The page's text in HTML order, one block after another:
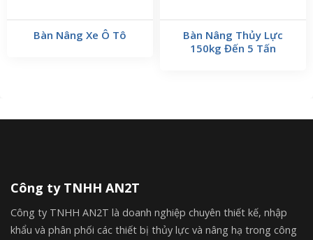
Bàn Nâng Xe Ô Tô
Bàn Nâng Thủy Lực
150kg Đến 5 Tấn
Công ty TNHH AN2T
Công ty TNHH AN2T là doanh nghiệp chuyên thiết kế, nhập
khẩu và phân phối các thiết bị thủy lực và nâng hạ trong công